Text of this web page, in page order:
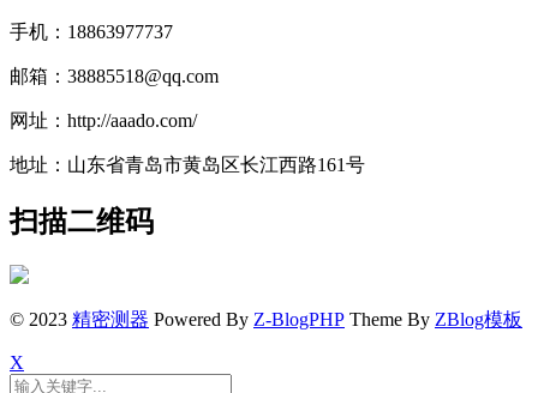
手机：18863977737
邮箱：38885518@qq.com
网址：http://aaado.com/
地址：山东省青岛市黄岛区长江西路161号
扫描二维码
© 2023 精密测器 Powered By Z-BlogPHP Theme By ZBlog模板
X